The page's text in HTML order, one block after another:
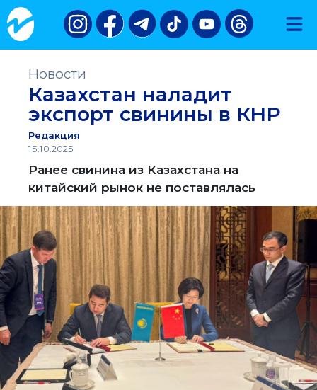
Новости
Казахстан наладит
экспорт свинины в КНР
Редакция
15.10.2025
Ранее свинина из Казахстана на
китайский рынок не поставлялась